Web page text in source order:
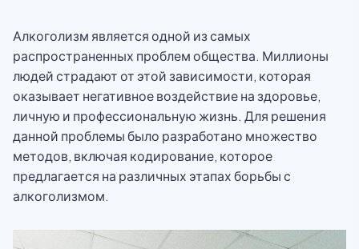
Алкоголизм является одной из самых
распространенных проблем общества. Миллионы
людей страдают от этой зависимости, которая
оказывает негативное воздействие на здоровье,
личную и профессиональную жизнь. Для решения
данной проблемы было разработано множество
методов, включая кодирование, которое
предлагается на различных этапах борьбы с
алкоголизмом.